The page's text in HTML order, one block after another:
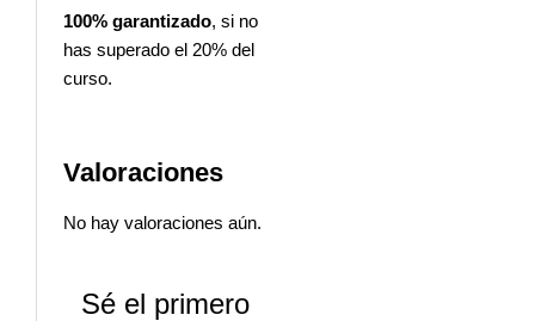
100% garantizado, si no
has superado el 20% del
curso.
Valoraciones
No hay valoraciones aún.
Sé el primero